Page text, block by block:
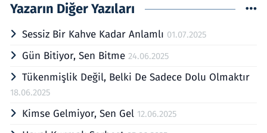
Yazarın Diğer Yazıları
Sessiz Bir Kahve Kadar Anlamlı 01.07.2025
Gün Bitiyor, Sen Bitme 24.06.2025
Tükenmişlik Değil, Belki De Sadece Dolu Olmaktır
18.06.2025
Kimse Gelmiyor, Sen Gel 12.06.2025